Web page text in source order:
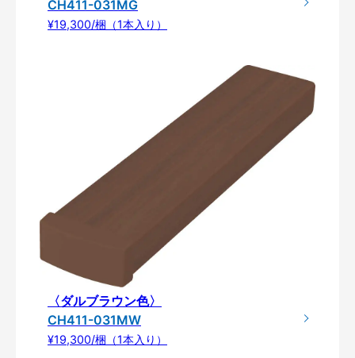
CH411-031MG
¥19,300/梱（1本入り）
〈ダルブラウン色〉
CH411-031MW
¥19,300/梱（1本入り）